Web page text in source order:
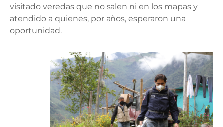
visitado veredas que no salen ni en los mapas y
atendido a quienes, por años, esperaron una
oportunidad.